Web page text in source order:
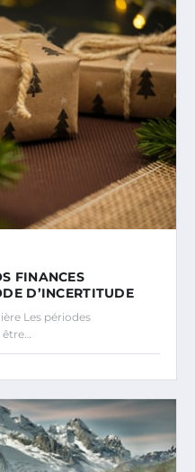
FINANCES
D’INCERTITUDE
Les périodes
être…